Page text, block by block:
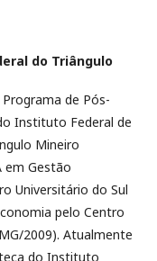
do Triângulo
de Pós-
Instituto Federal de
Mineiro
em Gestão
Universitário do Sul
pelo Centro
2009). Atualmente
do Instituto